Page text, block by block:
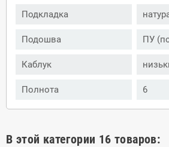
Подкладка
Подошва ПУ
Каблук
Полнота 6
В этой категории 16 товаров: